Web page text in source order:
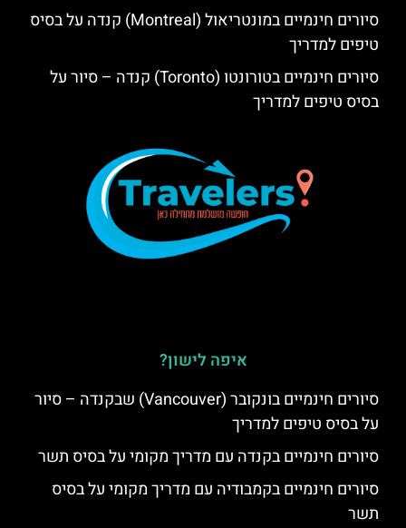
סיורים חינמיים במונטריאול (Montreal) קנדה על בסיס
טיפים למדריך
סיורים חינמיים בטורונטו (Toronto) קנדה – סיור על
בסיס טיפים למדריך
איפה לישון?
סיורים חינמיים בונקובר (Vancouver) שבקנדה – סיור
על בסיס טיפים למדריך
סיורים חינמיים בקנדה עם מדריך מקומי על בסיס תשר
סיורים חינמיים בקמבודיה עם מדריך מקומי על בסיס
תשר